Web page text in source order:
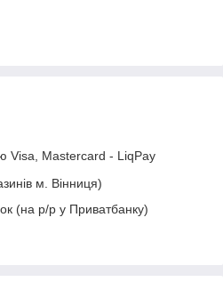
Visa, Mastercard - LiqPay
м. Вінниця)
(на р/р у Приватбанку)